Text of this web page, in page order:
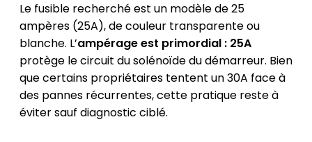
Le fusible recherché est un modèle de 25
ampères (25A), de couleur transparente ou
blanche. L’ampérage est primordial : 25A
protège le circuit du solénoïde du démarreur. Bien
que certains propriétaires tentent un 30A face à
des pannes récurrentes, cette pratique reste à
éviter sauf diagnostic ciblé.